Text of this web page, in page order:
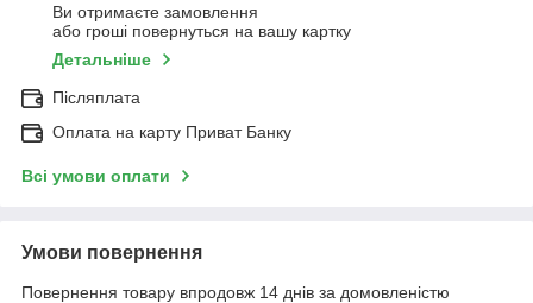
Ви отримаєте замовлення
або гроші повернуться на вашу картку
Детальніше
Післяплата
Оплата на карту Приват Банку
Всі умови оплати
Умови повернення
Повернення товару впродовж 14 днів за домовленістю